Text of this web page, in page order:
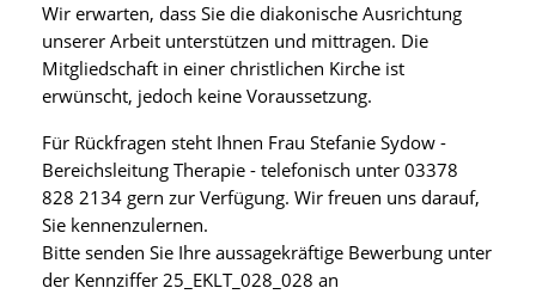
Wir erwarten, dass Sie die diakonische Ausrichtung
unserer Arbeit unterstützen und mittragen. Die
Mitgliedschaft in einer christlichen Kirche ist
erwünscht, jedoch keine Voraussetzung.
Für Rückfragen steht Ihnen Frau Stefanie Sydow -
Bereichsleitung Therapie - telefonisch unter 03378
828 2134 gern zur Verfügung. Wir freuen uns darauf,
Sie kennenzulernen.
Bitte senden Sie Ihre aussagekräftige Bewerbung unter
der Kennziffer 25_EKLT_028_028 an